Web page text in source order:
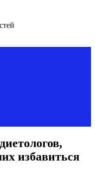
избавиться